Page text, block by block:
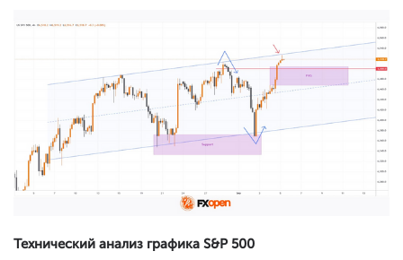
Технический анализ графика S&P 500